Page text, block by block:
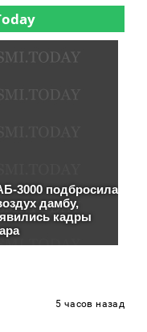
5 часов назад